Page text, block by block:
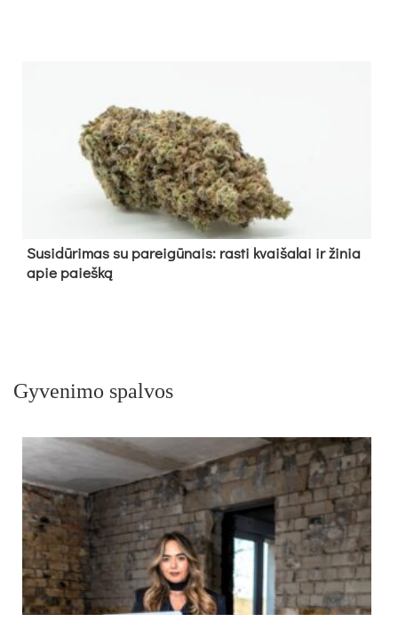
Su­si­dū­ri­mas su pa­rei­gū­nais: ras­ti kvai­ša­lai ir ži­nia
apie paieš­ką
Gyvenimo spalvos